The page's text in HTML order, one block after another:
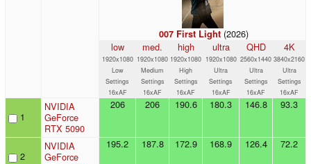
007 First Light (2026)
low
1920x1080
Low
Settings
16xAF
med.
1920x1080
Medium
Settings
16xAF
high
1920x1080
High
Settings
16xAF
ultra
1920x1080
Ultra
Settings
16xAF
QHD
2560x1440
Ultra
Settings
16xAF
4K
3840x2160
Ultra
Settings
16xAF
1
NVIDIA
GeForce
RTX 5090
206 206 190.6 180.3 146.8 93.3
2
NVIDIA
GeForce
195.2 187.8 172.9 168.9 126.4 72.2